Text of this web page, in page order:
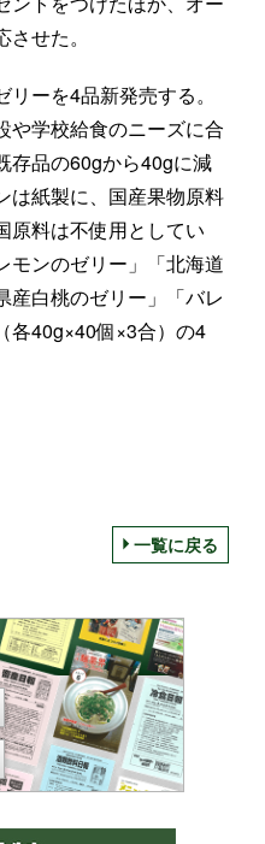
せた。
ーを4品新発売する。
や学校給食のニーズに合
存品の60gから40gに減
は紙製に、国産果物原料
原料は不使用としてい
モンのゼリー」「北海道
産白桃のゼリー」「バレ
各40g×40個×3合）の4
一覧に戻る